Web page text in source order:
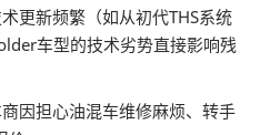
更新频繁（如从初代THS系统
车型的技术劣势直接影响残
因担心油混车维修麻烦、转手